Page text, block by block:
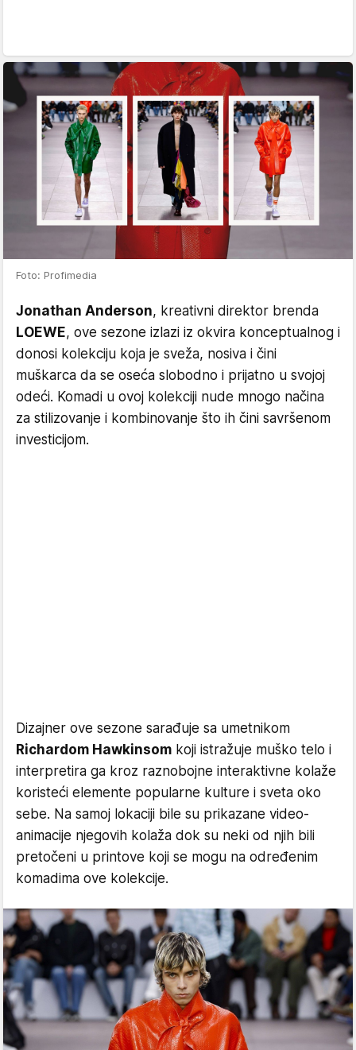
Foto: Profimedia
Jonathan Anderson, kreativni direktor brenda
LOEWE, ove sezone izlazi iz okvira konceptualnog i
donosi kolekciju koja je sveža, nosiva i čini
muškarca da se oseća slobodno i prijatno u svojoj
odeći. Komadi u ovoj kolekciji nude mnogo načina
za stilizovanje i kombinovanje što ih čini savršenom
investicijom.
Dizajner ove sezone sarađuje sa umetnikom
Richardom Hawkinsom koji istražuje muško telo i
interpretira ga kroz raznobojne interaktivne kolaže
koristeći elemente popularne kulture i sveta oko
sebe. Na samoj lokaciji bile su prikazane video-
animacije njegovih kolaža dok su neki od njih bili
pretočeni u printove koji se mogu na određenim
komadima ove kolekcije.